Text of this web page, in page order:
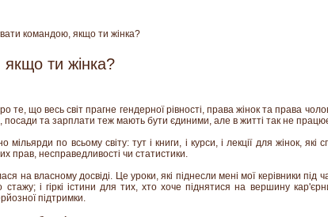
командою, якщо ти жінка?
ти жінка?
те, що весь світ прагне гендерної рівності, права жінок та права
та зарплати теж мають бути єдиними, але в житті так не
мільярди по всьому світу: тут і книги, і курси, і лекції для жінок,
прав, несправедливості чи статистики.
на власному досвіді. Це уроки, які піднесли мені мої керівники під
і гіркі істини для тих, хто хоче піднятися на вершину
підтримки.